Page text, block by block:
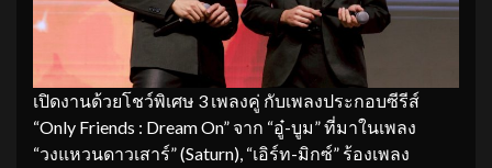
เปิดงานด้วยโชว์พิเศษ 3 เพลงคู่ กับเพลงประกอบซีรีส์
“Only Friends : Dream On” จาก “อู๋-บูม” ที่มาในเพลง
“วงแหวนดาวเสาร์” (Saturn), “เอิร์ท-มิกซ์” ร้องเพลง